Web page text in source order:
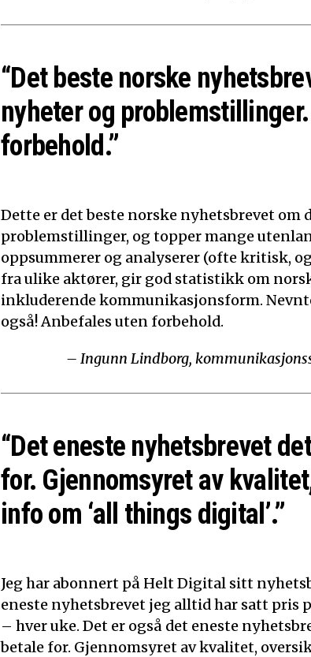
“Det beste norske
nyheter og
forbehold.”
Dette er det beste norske nyhetsbrevet om
problemstillinger, og topper mange
oppsummerer og analyserer (ofte kritisk,
fra ulike aktører, gir god statistikk om
inkluderende kommunikasjonsform.
også! Anbefales uten forbehold.
– Ingunn Lindborg,
“Det eneste nyhetsbrevet
for. Gjennomsyret av
info om ‘all things digital’.”
Jeg har abonnert på Helt Digital sitt
eneste nyhetsbrevet jeg alltid har satt
– hver uke. Det er også det eneste
betale for. Gjennomsyret av kvalitet,